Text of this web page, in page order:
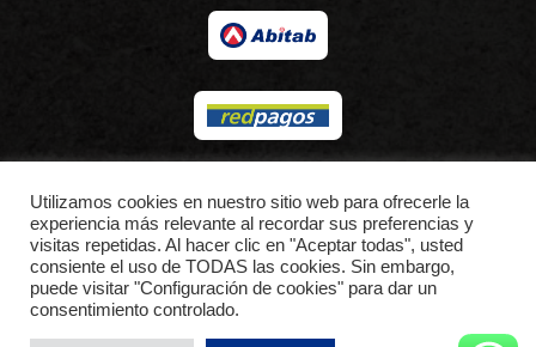
Utilizamos cookies en nuestro sitio web para ofrecerle la
experiencia más relevante al recordar sus preferencias y
visitas repetidas. Al hacer clic en "Aceptar todas", usted
consiente el uso de TODAS las cookies. Sin embargo,
puede visitar "Configuración de cookies" para dar un
consentimiento controlado.